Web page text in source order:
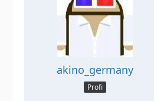
akino_germany
Profi